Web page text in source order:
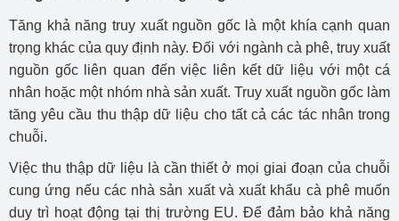
Tăng khả năng truy xuất nguồn gốc là một khía cạnh quan
trọng khác của quy định này. Đối với ngành cà phê, truy xuất
nguồn gốc liên quan đến việc liên kết dữ liệu với một cá
nhân hoặc một nhóm nhà sản xuất. Truy xuất nguồn gốc làm
tăng yêu cầu thu thập dữ liệu cho tất cả các tác nhân trong
chuỗi.
Việc thu thập dữ liệu là cần thiết ở mọi giai đoạn của chuỗi
cung ứng nếu các nhà sản xuất và xuất khẩu cà phê muốn
duy trì hoạt động tại thị trường EU. Để đảm bảo khả năng